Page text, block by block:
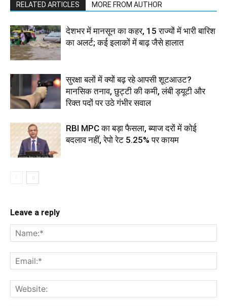
RELATED ARTICLES MORE FROM AUTHOR
देशभर में मानसून का कहर, 15 राज्यों में भारी बारिश
का अलर्ट; कई इलाकों में बाढ़ जैसे हालात
सुरक्षा बलों में क्यों बढ़ रहे आपसी शूटआउट?
मानसिक तनाव, छुट्टी की कमी, लंबी ड्यूटी और
रिक्त पदों पर उठे गंभीर सवाल
RBI MPC का बड़ा फैसला, ब्याज दरों में कोई
बदलाव नहीं, रेपो रेट 5.25% पर कायम
Leave a reply